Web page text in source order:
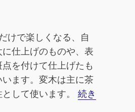
けで楽しくなる、自
仕上げのものや、表
を付けて仕上げたも
ます。変木は主に茶
して使います。 続き